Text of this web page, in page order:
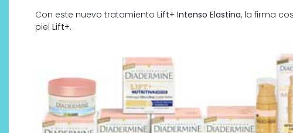
Con este nuevo tratamiento Lift+ Intenso Elastina, la firma
piel Lift+.objeto-artista?